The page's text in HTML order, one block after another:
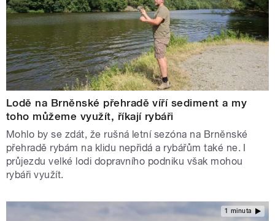
Lodě na Brněnské přehradě víří sediment a my
toho můžeme využít, říkají rybáři
Mohlo by se zdát, že rušná letní sezóna na Brněnské
přehradě rybám na klidu nepřidá a rybářům také ne. I
průjezdu velké lodi dopravního podniku však mohou
rybáři využít.
1 minuta